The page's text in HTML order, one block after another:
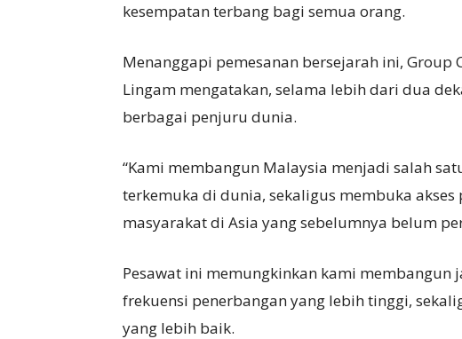
kesempatan terbang bagi semua orang.
Menanggapi pemesanan bersejarah ini, Group
Lingam mengatakan, selama lebih dari dua
berbagai penjuru dunia.
“Kami membangun Malaysia menjadi salah
terkemuka di dunia, sekaligus membuka
masyarakat di Asia yang sebelumnya belum
Pesawat ini memungkinkan kami membangun
frekuensi penerbangan yang lebih tinggi,
yang lebih baik.